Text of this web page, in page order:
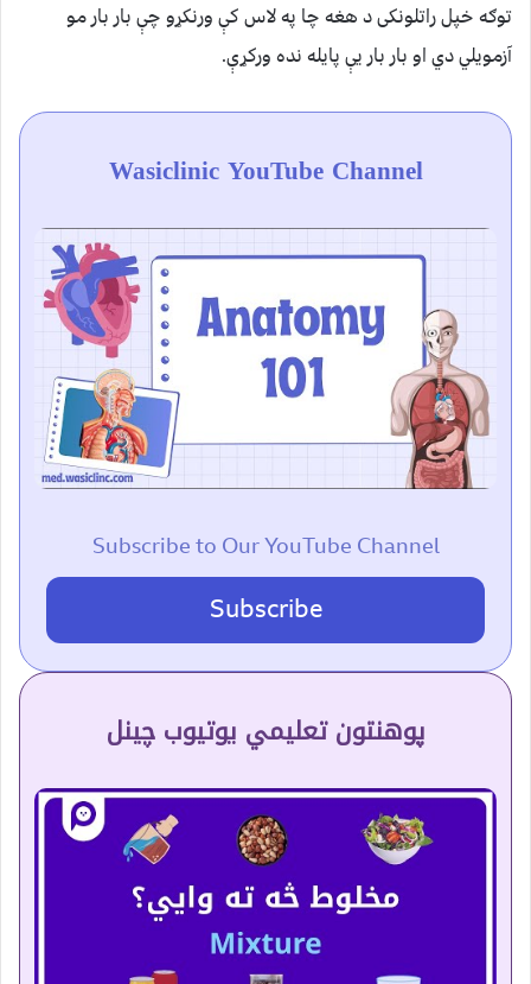
توګه خپل راتلونکی د هغه چا په لاس کې ورنکړو چې بار بار مو
آزمویلي دي او بار بار یې پايله نده ورکړې.
Wasiclinic YouTube Channel
Subscribe to Our YouTube Channel
Subscribe
پوهنتون تعلیمي یوتیوب چینل